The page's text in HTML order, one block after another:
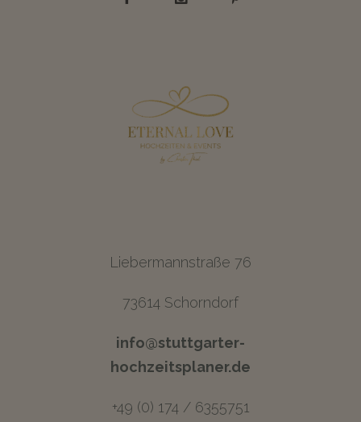
Liebermannstraße 76
73614 Schorndorf
info@stuttgarter-
hochzeitsplaner.de
+49 (0) 174 / 6355751